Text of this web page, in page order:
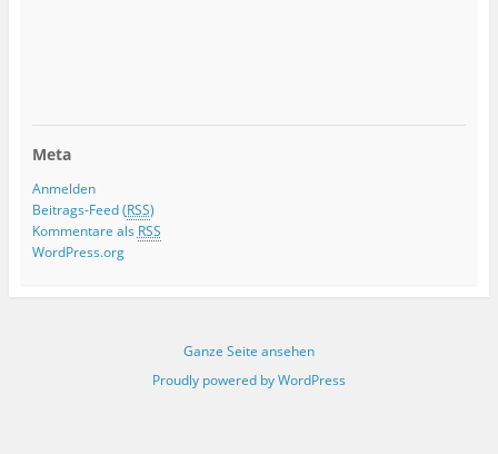
Meta
Anmelden
Beitrags-Feed (RSS)
Kommentare als RSS
WordPress.org
Ganze Seite ansehen
Proudly powered by WordPress